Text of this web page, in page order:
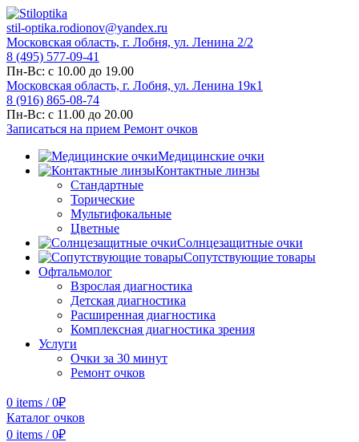
stil-optika.rodionov@yandex.ru
Московская область, г. Лобня, ул. Ленина 2/2
8 (495) 577-09-41
Пн-Вс: с 10.00 до 19.00
Московская область, г. Лобня, ул. Ленина 19к1
8 (916) 865-08-74
Пн-Вс: с 11.00 до 20.00
Записаться на прием Ремонт очков
Медицинские очки
Контактные линзы
Стандартные
Торические
Мультифокальные
Цветные
Солнцезащитные очки
Сопутствующие товары
Офтальмолог
Взрослая диагностика
Детская диагностика
Расширенная диагностика
Комплексная диагностика зрения
Услуги
Очки за 30 минут
Ремонт очков
0 items / 0₽
Каталог очков
0 items / 0₽